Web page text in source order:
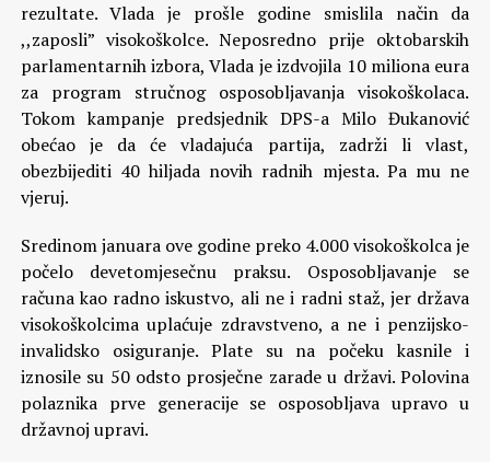
rezultate. Vlada je prošle godine smislila način da
,,zaposli” visokoškolce. Neposredno prije oktobarskih
parlamentarnih izbora, Vlada je izdvojila 10 miliona eura
za program stručnog osposobljavanja visokoškolaca.
Tokom kampanje predsjednik DPS-a Milo Đukanović
obećao je da će vladajuća partija, zadrži li vlast,
obezbijediti 40 hiljada novih radnih mjesta. Pa mu ne
vjeruj.
Sredinom januara ove godine preko 4.000 visokoškolca je
počelo devetomjesečnu praksu. Osposobljavanje se
računa kao radno iskustvo, ali ne i radni staž, jer država
visokoškolcima uplaćuje zdravstveno, a ne i penzijsko-
invalidsko osiguranje. Plate su na počeku kasnile i
iznosile su 50 odsto prosječne zarade u državi. Polovina
polaznika prve generacije se osposobljava upravo u
državnoj upravi.